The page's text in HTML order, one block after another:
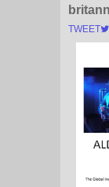
TWEET